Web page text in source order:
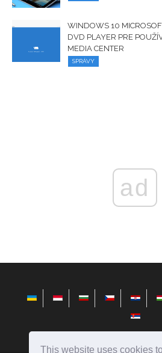
This website uses cookies
WINDOWS 10
DVD PLAYER PRE
MEDIA CENTER
SPRÁVY
ad